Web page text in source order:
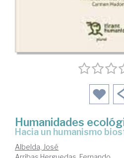
Humanidades
hacia un humanismo
Albelda, José